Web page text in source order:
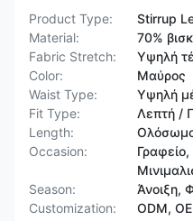
Product Type:
Stirrup
Material:
70%
Fabric Stretch:
Υψηλή
Color:
Μαύρος
Waist Type:
Υψηλή
Fit Type:
Λεπτή /
Length:
Occasion:
Season:
Άνοιξη,
Customization:
ODM,